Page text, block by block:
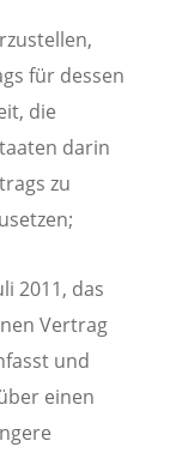
für dessen
die
darin
zu
2011, das
Vertrag
und
einen